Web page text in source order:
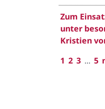
Zum
unter
Kristien
1 2 3 ... 5